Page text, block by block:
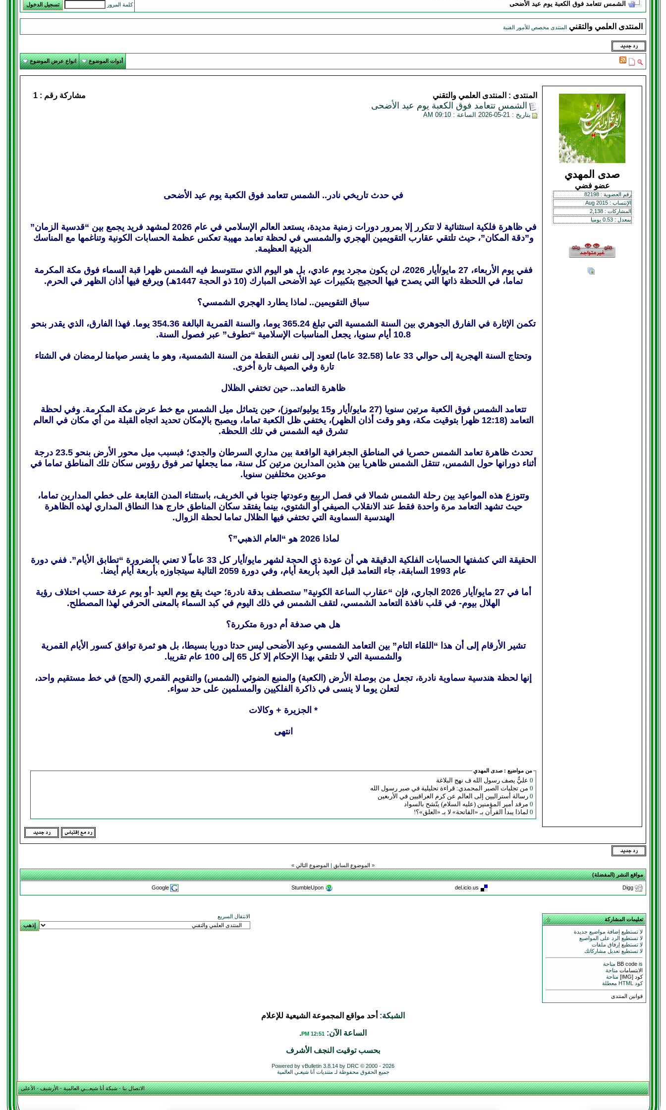
الشمس تتعامد فوق الكعبة يوم عيد الأضحى
كلمة المرور
المنتدى العلمي والتقني المنتدى مخصص للأمور الفنية
أدوات الموضوع انواع عرض الموضوع
صدى المهدي
عضو فضي
رقم العضوية : 82198
الإنتساب : Aug 2015
المشاركات : 2,138
بمعدل : 0.53 يوميا
مشاركة رقم : 1 المنتدى : المنتدى العلمي والتقني
الشمس تتعامد فوق الكعبة يوم عيد الأضحى
بتاريخ : 21-05-2026 الساعة : 09:10 AM
في حدث تاريخي نادر.. الشمس تتعامد فوق الكعبة يوم عيد الأضحى
في ظاهرة فلكية استثنائية لا تتكرر إلا بمرور دورات زمنية مديدة، يستعد العالم الإسلامي في عام 2026 لمشهد فريد يجمع بين “قدسية الزمان”
و”دقة المكان”، حيث تلتقي عقارب التقويمين الهجري والشمسي في لحظة تعامد مهيبة تعكس عظمة الحسابات الكونية وتناغمها مع المناسك
الدينية العظيمة.
ففي يوم الأربعاء، 27 مايو/أيار 2026، لن يكون مجرد يوم عادي، بل هو اليوم الذي ستتوسط فيه الشمس ظهرا قبة السماء فوق مكة المكرمة
تماما، في اللحظة ذاتها التي يصدح فيها الحجيج بتكبيرات عيد الأضحى المبارك (10 ذو الحجة 1447هـ) ويرفع فيها أذان الظهر في الحرم.
سباق التقويمين.. لماذا يطارد الهجري الشمسي؟
تكمن الإثارة في الفارق الجوهري بين السنة الشمسية التي تبلغ 365.24 يوما، والسنة القمرية البالغة 354.36 يوما. فهذا الفارق، الذي يقدر بنحو
10.8 أيام سنويا، يجعل المناسبات الإسلامية “تطوف” عبر فصول السنة.
وتحتاج السنة الهجرية إلى حوالي 33 عاما (32.58 عاما) لتعود إلى نفس النقطة من السنة الشمسية، وهو ما يفسر صيامنا لرمضان في الشتاء
تارة وفي الصيف تارة أخرى.
ظاهرة التعامد.. حين تختفي الظلال
تتعامد الشمس فوق الكعبة مرتين سنويا (27 مايو/أيار و15 يوليو/تموز)، حين يتماثل ميل الشمس مع خط عرض مكة المكرمة. وفي لحظة
التعامد (12:18 ظهرا بتوقيت مكة، وهو وقت أذان الظهر)، يختفي ظل الكعبة تماما، ويصبح بالإمكان تحديد اتجاه القبلة من أي مكان في العالم
تشرق فيه الشمس في تلك اللحظة.
تحدث ظاهرة تعامد الشمس حصريا في المناطق الجغرافية الواقعة بين مداري السرطان والجدي؛ فبسبب ميل محور الأرض بنحو 23.5 درجة
أثناء دورانها حول الشمس، تنتقل الشمس ظاهريا بين هذين المدارين مرتين كل سنة، مما يجعلها تمر فوق رؤوس سكان تلك المناطق تماما في
موعدين مختلفين سنويا.
وتتوزع هذه المواعيد بين رحلة الشمس شمالا في فصل الربيع وعودتها جنوبا في الخريف، باستثناء المدن القابعة على خطي المدارين تماما،
حيث تشهد التعامد مرة واحدة فقط عند الانقلاب الصيفي أو الشتوي، بينما يفتقد سكان المناطق خارج هذا النطاق المداري لهذه الظاهرة
الهندسية السماوية التي تختفي فيها الظلال تماما لحظة الزوال.
لماذا 2026 هو “العام الذهبي”؟
الحقيقة التي كشفتها الحسابات الفلكية الدقيقة هي أن عودة ذي الحجة لشهر مايو/أيار كل 33 عاماً لا تعني بالضرورة “تطابق الأيام”. ففي دورة
عام 1993 السابقة، جاء التعامد قبل العيد بأربعة أيام، وفي دورة 2059 التالية سيتجاوزه بأربعة أيام أيضا.
أما في 27 مايو/أيار 2026 الجاري، فإن “عقارب الساعة الكونية” ستصطف بدقة نادرة؛ حيث يقع يوم العيد -أو يوم عرفة حسب اختلاف رؤية
الهلال بيوم- في قلب نافذة التعامد الشمسي، لتقف الشمس في ذلك اليوم في كبد السماء بالمعنى الحرفي لهذا المصطلح.
هل هي صدفة أم دورة متكررة؟
تشير الأرقام إلى أن هذا “اللقاء التام” بين التعامد الشمسي وعيد الأضحى ليس حدثا دوريا بسيطا، بل هو ثمرة توافق كسور الأيام القمرية
والشمسية التي لا تلتقي بهذا الإحكام إلا كل 65 إلى 100 عام تقريبا.
إنها لحظة هندسية سماوية نادرة، تجعل من بوصلة الأرض (الكعبة) والمنبع الضوئي (الشمس) والتقويم القمري (الحج) في خط مستقيم واحد،
لتعلن يوما لا ينسى في ذاكرة الفلكيين والمسلمين على حد سواء.
* الجزيرة + وكالات
انتهى
من مواضيع : صدى المهدي
0 عليٌّ يصف رسول الله ف نهج البلاغة
0 من تجليات الصبر المحمدي: قراءة تحليلية في صبر رسول الله
0 رسالة أستراليين إلى العالم عن كرم العراقيين في الأربعين
0 مرقد أمير المؤمنين (عليه السلام) يتّشح بالسواد
0 لماذا يبدأ القرآن بـ «الفاتحة» لا بـ «العلق»؟!
« الموضوع السابق | الموضوع التالي »
مواقع النشر (المفضلة)
Digg
del.icio.us
StumbleUpon
Google
تعليمات المشاركة
لا تستطيع إضافة مواضيع جديدة
لا تستطيع الرد على المواضيع
لا تستطيع إرفاق ملفات
لا تستطيع تعديل مشاركاتك
BB code is متاحة
الابتسامات متاحة
كود [IMG]
متاحة
كود HTML معطلة
قوانين المنتدى
الانتقال السريع
الشبكة: أحد مواقع المجموعة الشيعية للإعلام
الساعة الآن: 12:51 PM
.
بحسب توقيت النجف الأشرف
Powered by vBulletin 3.8.14 by DRC © 2000 - 2026
جميع الحقوق محفوظة لـ منتديات أنا شيعـي العالمية
الاتصال بنا-شبكة أنا شيعـــي العالمية-الأرشيف-الأعلى